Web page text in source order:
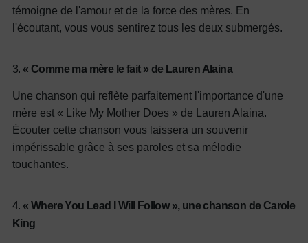
témoigne de l'amour et de la force des mères. En
l'écoutant, vous vous sentirez tous les deux submergés.
3. « Comme ma mère le fait » de Lauren Alaina
Une chanson qui reflète parfaitement l'importance d'une
mère est « Like My Mother Does » de Lauren Alaina.
Écouter cette chanson vous laissera un souvenir
impérissable grâce à ses paroles et sa mélodie
touchantes.
4. « Where You Lead I Will Follow », une chanson de Carole
King